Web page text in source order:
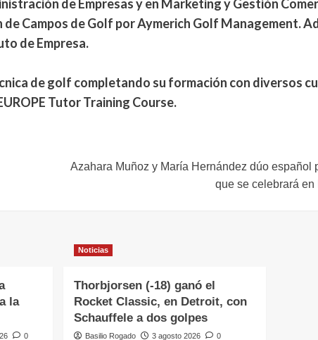
de Empresas y en Marketing y Gestión
Campos de Golf por Aymerich Golf Management.
de Empresa.
de golf completando su formación con diversos
Tutor Training Course.
Azahara Muñoz y María Hernández dúo español
que se celebrará
la
0
Noticias
Thorbjorsen (-18) ganó el
Rocket Classic, en Detroit, con
Schauffele a dos golpes
Basilio Rogado 3 agosto 2026 0